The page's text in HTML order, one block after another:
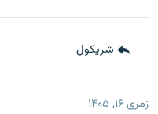
شريکول
زمری ۱۶, ۱۴۰۵